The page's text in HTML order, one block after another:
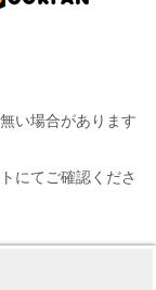
い場合があります
にてご確認くださ